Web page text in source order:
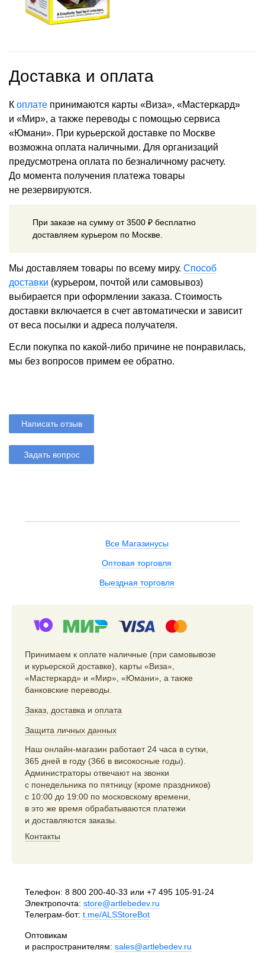
Доставка и оплата
К оплате принимаются карты «Виза», «Мастеркард»
и «Мир», а также переводы с помощью сервиса
«Юмани». При курьерской доставке по Москве
возможна оплата наличными. Для организаций
предусмотрена оплата по безналичному расчету.
До момента получения платежа товары
не резервируются.
При заказе на сумму от 3500 ₽ бесплатно
доставляем курьером по Москве.
Мы доставляем товары по всему миру. Способ
доставки (курьером, почтой или самовывоз)
выбирается при оформлении заказа. Стоимость
доставки включается в счет автоматически и зависит
от веса посылки и адреса получателя.
Если покупка по какой-либо причине не понравилась,
мы без вопросов примем ее обратно.
Написать отзыв
Задать вопрос
Все Магазинусы
Оптовая торговля
Выездная торговля
Принимаем к оплате наличные (при самовывозе
и курьерской доставке), карты «Виза»,
«Мастеркард» и «Мир», «Юмани», а также
банковские переводы.
Заказ доставка и оплата
Защита личных данных
Наш онлайн-магазин работает 24 часа в сутки,
365 дней в году (366 в високосные годы).
Администраторы отвечают на звонки
с понедельника по пятницу (кроме праздников)
с 10:00 до 19:00 по московскому времени,
в это же время обрабатываются платежи
и доставляются заказы.
Контакты
Телефон: 8 800 200-40-33 или +7 495 105-91-24
Электропочта: store@artlebedev.ru
Телеграм-бот: t.me/ALSStoreBot
Оптовикам
и распространителям: sales@artlebedev.ru